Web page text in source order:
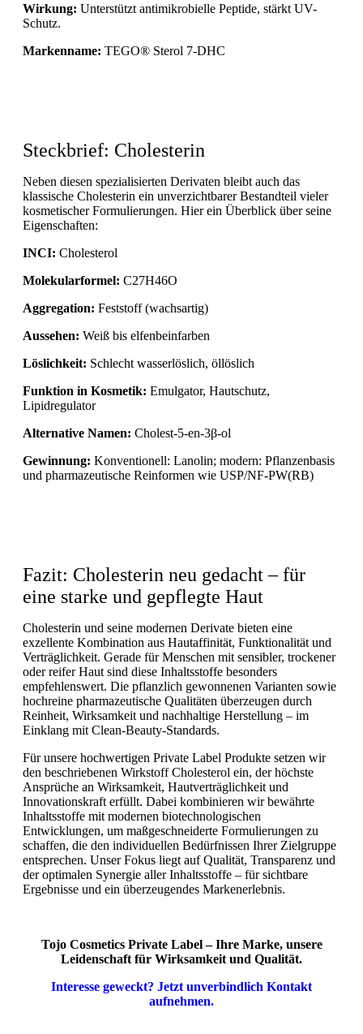
Wirkung: Unterstützt antimikrobielle Peptide, stärkt UV-
Schutz.
Markenname: TEGO® Sterol 7-DHC
Steckbrief: Cholesterin
Neben diesen spezialisierten Derivaten bleibt auch das
klassische Cholesterin ein unverzichtbarer Bestandteil vieler
kosmetischer Formulierungen. Hier ein Überblick über seine
Eigenschaften:
INCI: Cholesterol
Molekularformel: C27H46O
Aggregation: Feststoff (wachsartig)
Aussehen: Weiß bis elfenbeinfarben
Löslichkeit: Schlecht wasserlöslich, öllöslich
Funktion in Kosmetik: Emulgator, Hautschutz,
Lipidregulator
Alternative Namen: Cholest-5-en-3β-ol
Gewinnung: Konventionell: Lanolin; modern: Pflanzenbasis
und pharmazeutische Reinformen wie USP/NF-PW(RB)
Fazit: Cholesterin neu gedacht – für
eine starke und gepflegte Haut
Cholesterin und seine modernen Derivate bieten eine
exzellente Kombination aus Hautaffinität, Funktionalität und
Verträglichkeit. Gerade für Menschen mit sensibler, trockener
oder reifer Haut sind diese Inhaltsstoffe besonders
empfehlenswert. Die pflanzlich gewonnenen Varianten sowie
hochreine pharmazeutische Qualitäten überzeugen durch
Reinheit, Wirksamkeit und nachhaltige Herstellung – im
Einklang mit Clean-Beauty-Standards.
Für unsere hochwertigen Private Label Produkte setzen wir
den beschriebenen Wirkstoff Cholesterol ein, der höchste
Ansprüche an Wirksamkeit, Hautverträglichkeit und
Innovationskraft erfüllt. Dabei kombinieren wir bewährte
Inhaltsstoffe mit modernen biotechnologischen
Entwicklungen, um maßgeschneiderte Formulierungen zu
schaffen, die den individuellen Bedürfnissen Ihrer Zielgruppe
entsprechen. Unser Fokus liegt auf Qualität, Transparenz und
der optimalen Synergie aller Inhaltsstoffe – für sichtbare
Ergebnisse und ein überzeugendes Markenerlebnis.
Tojo Cosmetics Private Label – Ihre Marke, unsere
Leidenschaft für Wirksamkeit und Qualität.
Interesse geweckt? Jetzt unverbindlich Kontakt
aufnehmen.